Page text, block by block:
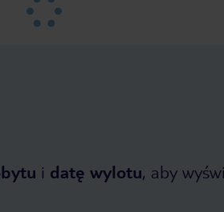
i datę wylotu, aby